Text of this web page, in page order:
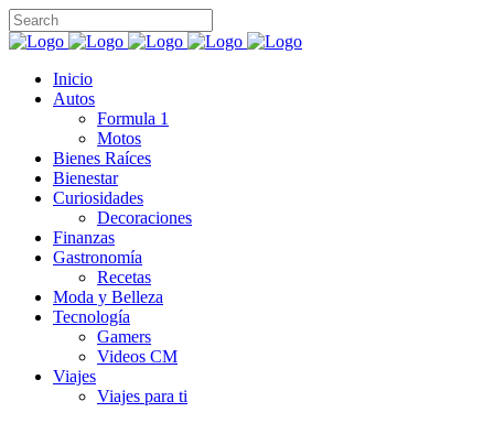
Inicio
Autos
Formula 1
Motos
Bienes Raíces
Bienestar
Curiosidades
Decoraciones
Finanzas
Gastronomía
Recetas
Moda y Belleza
Tecnología
Gamers
Videos CM
Viajes
Viajes para ti